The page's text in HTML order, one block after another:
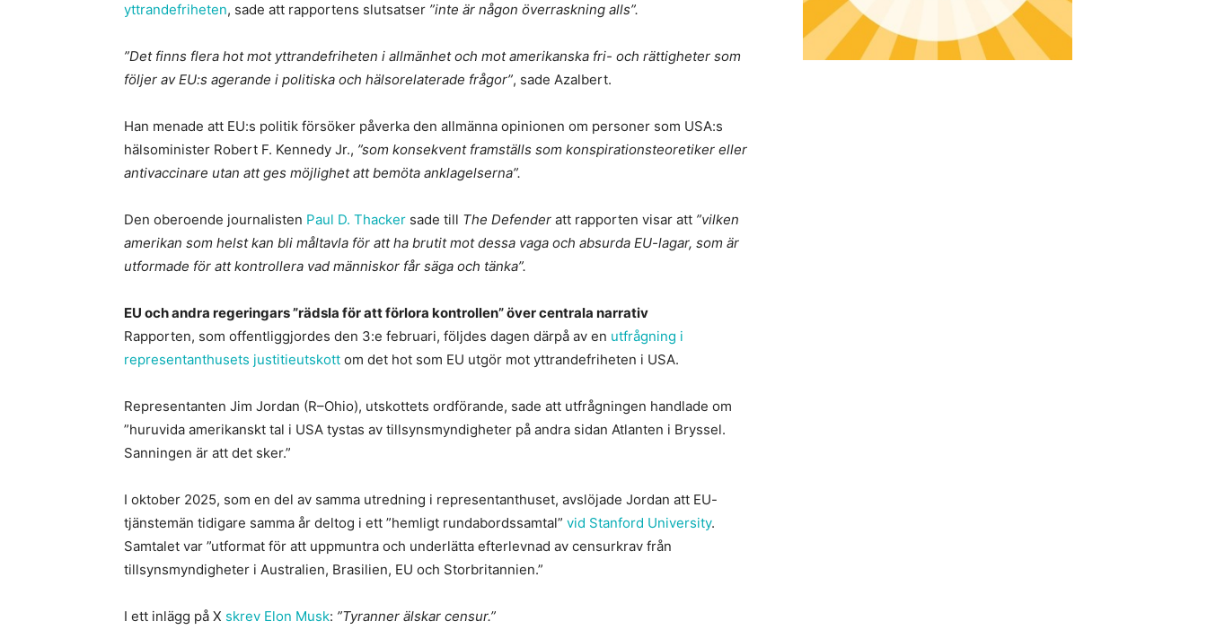
yttrandefriheten, sade att rapportens slutsatser ”inte är någon överraskning alls”.
”Det finns flera hot mot yttrandefriheten i allmänhet och mot amerikanska fri- och rättigheter som
följer av EU:s agerande i politiska och hälsorelaterade frågor”, sade Azalbert.
Han menade att EU:s politik försöker påverka den allmänna opinionen om personer som USA:s
hälsominister Robert F. Kennedy Jr., ”som konsekvent framställs som konspirationsteoretiker eller
antivaccinare utan att ges möjlighet att bemöta anklagelserna”.
Den oberoende journalisten Paul D. Thacker sade till The Defender att rapporten visar att ”vilken
amerikan som helst kan bli måltavla för att ha brutit mot dessa vaga och absurda EU-lagar, som är
utformade för att kontrollera vad människor får säga och tänka”.
EU och andra regeringars ”rädsla för att förlora kontrollen” över centrala narrativ
Rapporten, som offentliggjordes den 3:e februari, följdes dagen därpå av en utfrågning i
representanthusets justitieutskott om det hot som EU utgör mot yttrandefriheten i USA.
Representanten Jim Jordan (R–Ohio), utskottets ordförande, sade att utfrågningen handlade om
”huruvida amerikanskt tal i USA tystas av tillsynsmyndigheter på andra sidan Atlanten i Bryssel.
Sanningen är att det sker.”
I oktober 2025, som en del av samma utredning i representanthuset, avslöjade Jordan att EU-
tjänstemän tidigare samma år deltog i ett ”hemligt rundabordssamtal” vid Stanford University.
Samtalet var ”utformat för att uppmuntra och underlätta efterlevnad av censurkrav från
tillsynsmyndigheter i Australien, Brasilien, EU och Storbritannien.”
I ett inlägg på X skrev Elon Musk: ”Tyranner älskar censur.”